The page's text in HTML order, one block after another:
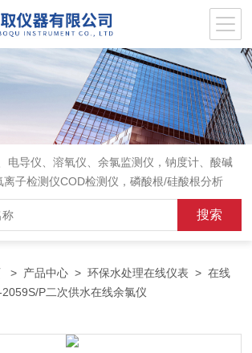
电导仪、溶氧仪、余氯监测仪，钠度计、酸碱
子检测仪COD检测仪，磷酸根/硅酸根分析
极、电导电极
> 产品中心 >环保水处理在线仪表 >在线
P二次供水在线余氯仪